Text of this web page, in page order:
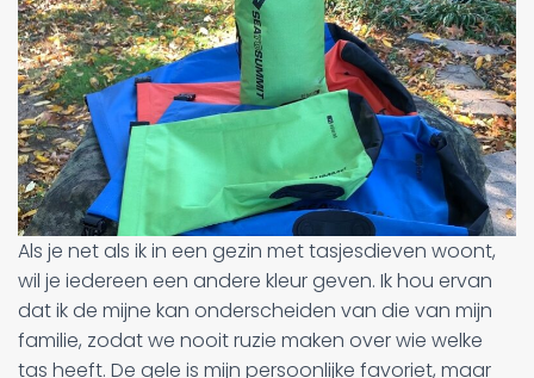
Als je net als ik in een gezin met tasjesdieven woont,
wil je iedereen een andere kleur geven. Ik hou ervan
dat ik de mijne kan onderscheiden van die van mijn
familie, zodat we nooit ruzie maken over wie welke
tas heeft. De gele is mijn persoonlijke favoriet, maar